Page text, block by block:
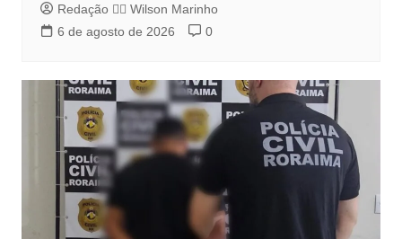
Redação 👨‍⚖️​ Wilson Marinho
6 de agosto de 2026
0